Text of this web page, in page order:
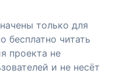
только для
читать
проекта не
и не несёт